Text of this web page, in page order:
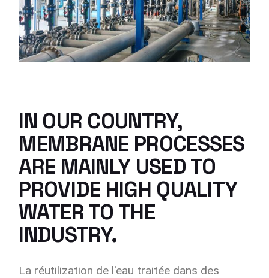
IN OUR COUNTRY,
MEMBRANE PROCESSES
ARE MAINLY USED TO
PROVIDE HIGH QUALITY
WATER TO THE
INDUSTRY.
La réutilization de l'eau traitée dans des